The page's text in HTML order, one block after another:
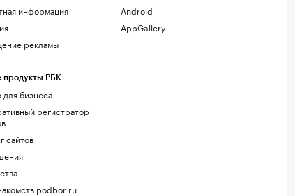
информация
рекламы
продукты РБК
бизнеса
регистратор
сайтов
podbor.ru
Android
AppGallery